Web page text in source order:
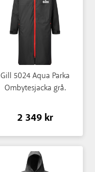
Gill 5024 Aqua Parka
Ombytesjacka grå.
2 349 kr